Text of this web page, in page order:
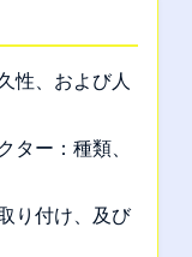
性、および人
ター：種類、
り付け、及び